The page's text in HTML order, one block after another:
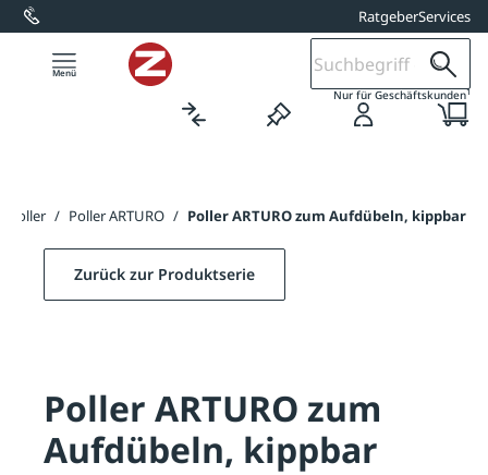
springen RatgeberServices
Nur für Geschäftskunden1
/ Poller ARTURO / Poller ARTURO zum Aufdübeln, kippbar
Zurück zur Produktserie
Poller ARTURO zum
Aufdübeln, kippbar